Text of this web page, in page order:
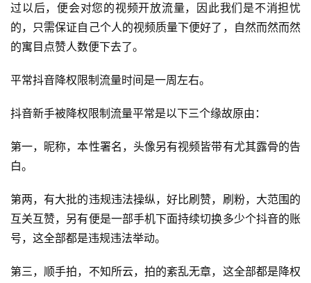
过以后，便会对您的视频开放流量，因此我们是不消担忧
的，只需保证自己个人的视频质量下便好了，自然而然而然
的寓目点赞人数便下去了。
平常抖音降权限制流量时间是一周左右。
抖音新手被降权限制流量平常是以下三个缘故原由：
第一，昵称，本性署名，头像另有视频皆带有尤其露骨的告
白。
第两，有大批的违规违法操纵，好比刷赞，刷粉，大范围的
互关互赞，另有便是一部手机下面持续切换多少个抖音的账
号，这全部都是违规违法举动。
第三，顺手拍，不知所云，拍的紊乱无章，这全部都是降权